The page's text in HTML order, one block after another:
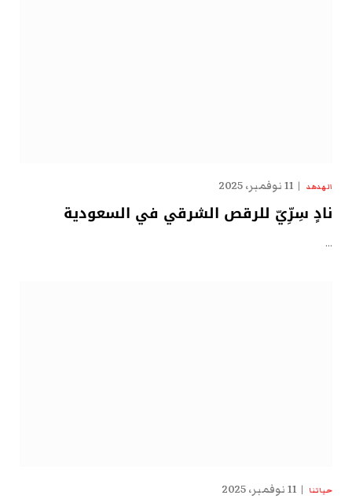
الهدهد 11 نوفمبر، 2025
نادٍ سِرِّيّ للرقص الشرقي في السعودية
…
حياتنا 11 نوفمبر، 2025